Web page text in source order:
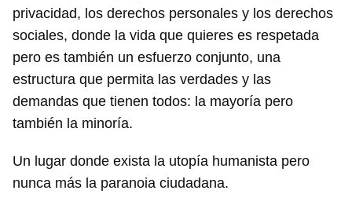
Guardar como favorito
privacidad, los derechos personales y los derechos
sociales, donde la vida que quieres es respetada
pero es también un esfuerzo conjunto, una
estructura que permita las verdades y las
demandas que tienen todos: la mayoría pero
también la minoría.
Un lugar donde exista la utopía humanista pero
nunca más la paranoia ciudadana.